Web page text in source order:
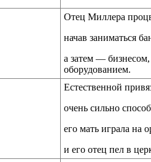
Отец Миллера
начав заниматься
а затем —
оборудованием.
Естественной
очень сильно
его мать играла на
и его отец пел в